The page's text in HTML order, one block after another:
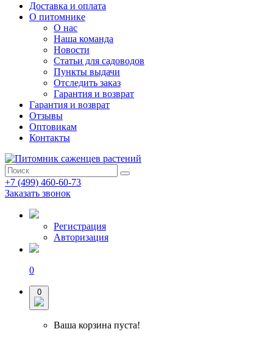
Доставка и оплата
О питомнике
О нас
Наша команда
Новости
Статьи для садоводов
Пункты выдачи
Отследить заказ
Гарантия и возврат
Гарантия и возврат
Отзывы
Оптовикам
Контакты
+7 (499) 460-60-73
Заказать звонок
Регистрация
Авторизация
0
0
Ваша корзина пуста!